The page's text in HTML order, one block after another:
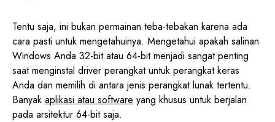
Tentu saja, ini bukan permainan teba-tebakan karena ada
cara pasti untuk mengetahuinya. Mengetahui apakah salinan
Windows Anda 32-bit atau 64-bit menjadi sangat penting
saat menginstal driver perangkat untuk perangkat keras
Anda dan memilih di antara jenis perangkat lunak tertentu.
Banyak aplikasi atau software yang khusus untuk berjalan
pada arsitektur 64-bit saja.